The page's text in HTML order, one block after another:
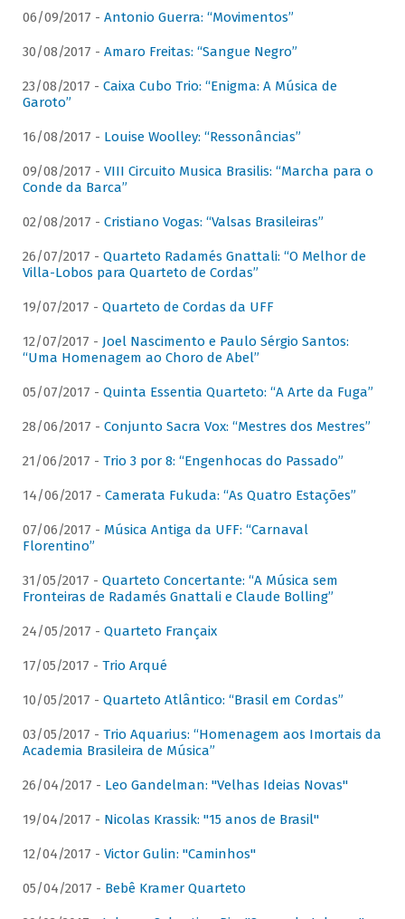
06/09/2017 - Antonio Guerra: “Movimentos”
30/08/2017 - Amaro Freitas: “Sangue Negro”
23/08/2017 - Caixa Cubo Trio: “Enigma: A Música de
Garoto”
16/08/2017 - Louise Woolley: “Ressonâncias”
09/08/2017 - VIII Circuito Musica Brasilis: “Marcha para o
Conde da Barca”
02/08/2017 - Cristiano Vogas: “Valsas Brasileiras”
26/07/2017 - Quarteto Radamés Gnattali: “O Melhor de
Villa-Lobos para Quarteto de Cordas”
19/07/2017 - Quarteto de Cordas da UFF
12/07/2017 - Joel Nascimento e Paulo Sérgio Santos:
“Uma Homenagem ao Choro de Abel”
05/07/2017 - Quinta Essentia Quarteto: “A Arte da Fuga”
28/06/2017 - Conjunto Sacra Vox: “Mestres dos Mestres”
21/06/2017 - Trio 3 por 8: “Engenhocas do Passado”
14/06/2017 - Camerata Fukuda: “As Quatro Estações”
07/06/2017 - Música Antiga da UFF: “Carnaval
Florentino”
31/05/2017 - Quarteto Concertante: “A Música sem
Fronteiras de Radamés Gnattali e Claude Bolling”
24/05/2017 - Quarteto Françaix
17/05/2017 - Trio Arqué
10/05/2017 - Quarteto Atlântico: “Brasil em Cordas”
03/05/2017 - Trio Aquarius: “Homenagem aos Imortais da
Academia Brasileira de Música”
26/04/2017 - Leo Gandelman: "Velhas Ideias Novas"
19/04/2017 - Nicolas Krassik: "15 anos de Brasil"
12/04/2017 - Victor Gulin: "Caminhos"
05/04/2017 - Bebê Kramer Quarteto